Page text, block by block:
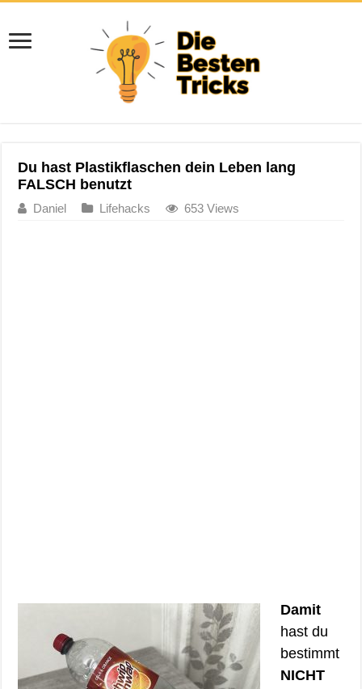
Du hast Plastikflaschen dein Leben lang
FALSCH benutzt
Daniel Lifehacks 653 Views
Damit
hast du
bestimmt
NICHT